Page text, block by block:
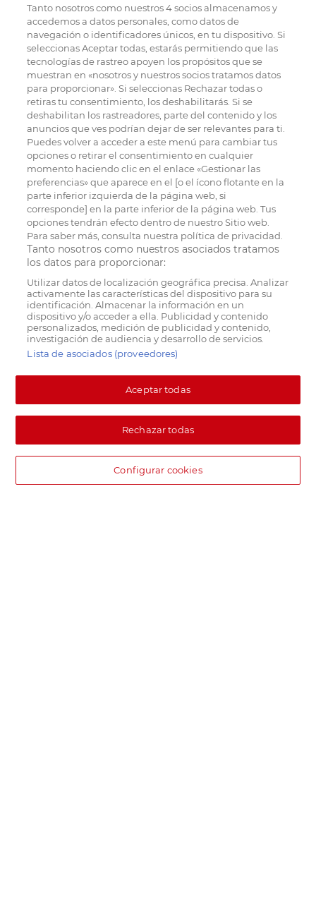
Tanto nosotros como nuestros4socios almacenamos y
accedemos a datos personales, como datos de
navegación o identificadores únicos, en tu dispositivo. Si
seleccionas Aceptar todas, estarás permitiendo que las
tecnologías de rastreo apoyen los propósitos que se
muestran en «nosotros y nuestros socios tratamos datos
para proporcionar». Si seleccionas Rechazar todas o
retiras tu consentimiento, los deshabilitarás. Si se
deshabilitan los rastreadores, parte del contenido y los
anuncios que ves podrían dejar de ser relevantes para ti.
Puedes volver a acceder a este menú para cambiar tus
opciones o retirar el consentimiento en cualquier
momento haciendo clic en el enlace «Gestionar las
preferencias» que aparece en el [o el ícono flotante en la
parte inferior izquierda de la página web, si
corresponde] en la parte inferior de la página web. Tus
opciones tendrán efecto dentro de nuestro Sitio web.
Para saber más, consulta nuestra política de privacidad.
Tanto nosotros como nuestros asociados tratamos
los datos para proporcionar:
Utilizar datos de localización geográfica precisa. Analizar
activamente las características del dispositivo para su
identificación. Almacenar la información en un
dispositivo y/o acceder a ella. Publicidad y contenido
personalizados, medición de publicidad y contenido,
investigación de audiencia y desarrollo de servicios.
Lista de asociados (proveedores)
Aceptar todas
Rechazar todas
Configurar cookies